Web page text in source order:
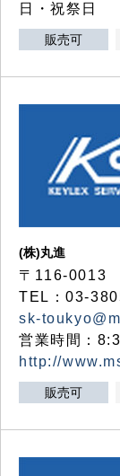
日・祝祭日
販売可
(株)丸進
〒116-0013
TEL：03-
sk-
営業時間：
http://
販売可